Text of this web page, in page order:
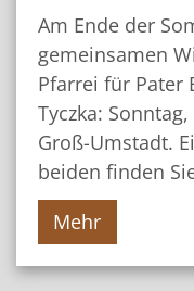
Am Ende der
gemeinsamen
Pfarrei für Pater
Tyczka:
Groß-Umstadt.
beiden finden
Mehr